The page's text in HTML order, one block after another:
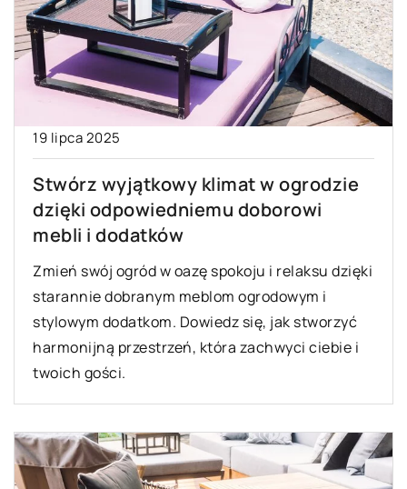
19 lipca 2025
Stwórz wyjątkowy klimat w ogrodzie
dzięki odpowiedniemu doborowi
mebli i dodatków
Zmień swój ogród w oazę spokoju i relaksu dzięki
starannie dobranym meblom ogrodowym i
stylowym dodatkom. Dowiedz się, jak stworzyć
harmonijną przestrzeń, która zachwyci ciebie i
twoich gości.